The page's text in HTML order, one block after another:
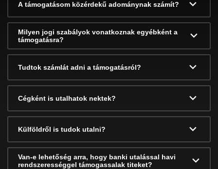
A támogatásom közérdekű adománynak számít?
Milyen jogi szabályok vonatkoznak egyébként a
támogatásra?
Tudtok számlát adni a támogatásról?
Cégként is utalhatok nektek?
Külföldről is tudok utalni?
Van-e lehetőség arra, hogy banki utalással havi
rendszerességgel támogassalak titeket?